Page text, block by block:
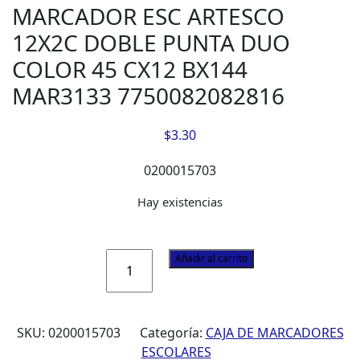
MARCADOR ESC ARTESCO
12X2C DOBLE PUNTA DUO
COLOR 45 CX12 BX144
MAR3133 7750082082816
$3.30
0200015703
Hay existencias
MARCADOR
ARTESCO
DOBLE
PUNTA
Añadir al carrito
SKU: 0200015703 Categoría: CAJA DE MARCADORES
ESCOLARES